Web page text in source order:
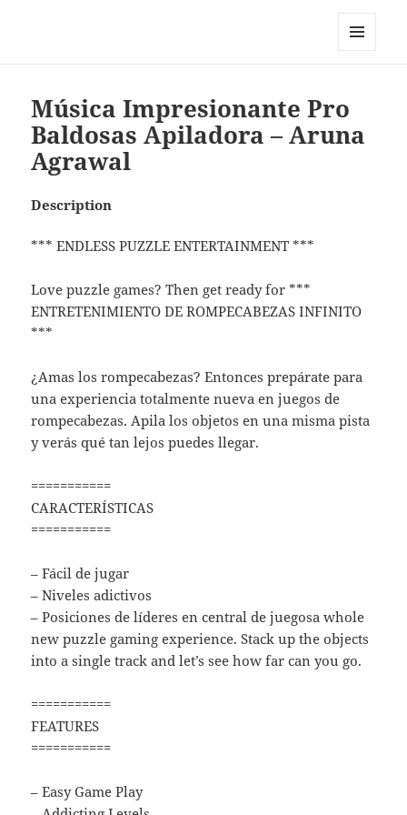
Música Impresionante Pro
Baldosas Apiladora – Aruna
Agrawal
Description
*** ENDLESS PUZZLE ENTERTAINMENT ***
Love puzzle games? Then get ready for ***
ENTRETENIMIENTO DE ROMPECABEZAS INFINITO
***
¿Amas los rompecabezas? Entonces prepárate para
una experiencia totalmente nueva en juegos de
rompecabezas. Apila los objetos en una misma pista
y verás qué tan lejos puedes llegar.
===========
CARACTERÍSTICAS
===========
– Fácil de jugar
– Niveles adictivos
– Posiciones de líderes en central de juegosa whole
new puzzle gaming experience. Stack up the objects
into a single track and let’s see how far can you go.
===========
FEATURES
===========
– Easy Game Play